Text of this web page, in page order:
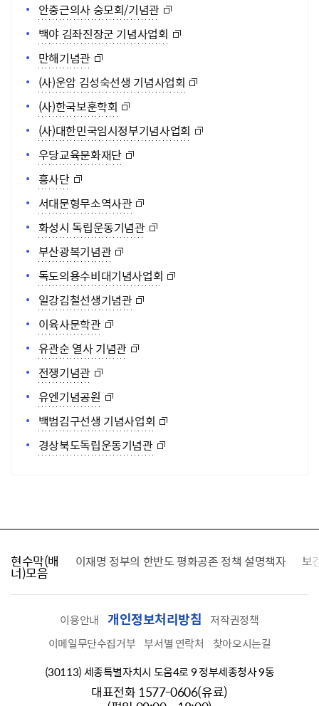
안중근의사 숭모회/기념관
백야 김좌진장군 기념사업회
만해기념관
(사)운암 김성숙선생 기념사업회
(사)한국보훈학회
(사)대한민국임시정부기념사업회
우당교육문화재단
흥사단
서대문형무소역사관
화성시 독립운동기념관
부산광복기념관
독도의용수비대기념사업회
일강김철선생기념관
이육사문학관
유관순 열사 기념관
전쟁기념관
유엔기념공원
백범김구선생 기념사업회
경상북도독립운동기념관
현수막(배
너)모음
찾습니다 이재명 정부의 한반도 평화공존 정책 설명책자 보
이용안내 개인정보처리방침
저작권정책
이메일무단수집거부 부서별 연락처
찾아오시는길
(30113) 세종특별자치시 도움4로 9 정부세종청사 9동
대표전화 1577-0606(유료)